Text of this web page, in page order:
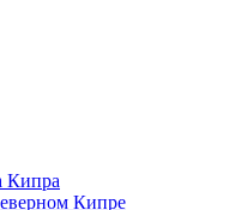
Кипра
Кипре